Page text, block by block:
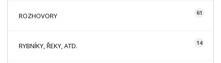
ROZHOVORY 61
RYBNÍKY, ŘEKY, ATD. 14